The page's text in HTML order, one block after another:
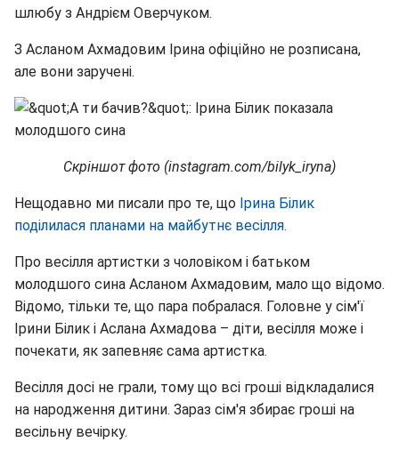
шлюбу з Андрієм Оверчуком.
З Асланом Ахмадовим Ірина офіційно не розписана,
але вони заручені.
Скріншот фото (instagram.com/bilyk_iryna)
Нещодавно ми писали про те, що Ірина Білик
поділилася планами на майбутнє весілля.
Про весілля артистки з чоловіком і батьком
молодшого сина Асланом Ахмадовим, мало що відомо.
Відомо, тільки те, що пара побралася. Головне у сім'ї
Ірини Білик і Аслана Ахмадова – діти, весілля може і
почекати, як запевняє сама артистка.
Весілля досі не грали, тому що всі гроші відкладалися
на народження дитини. Зараз сім'я збирає гроші на
весільну вечірку.